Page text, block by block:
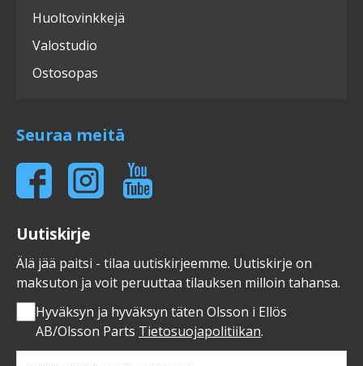
Huoltovinkkejä
Valostudio
Ostosopas
Seuraa meitä
Uutiskirje
Älä jää paitsi - tilaa uutiskirjeemme. Uutiskirje on
maksuton ja voit peruuttaa tilauksen milloin tahansa.
Hyväksyn ja hyväksyn täten Olsson i Ellös
AB/Olsson Parts Tietosuojapolitiikan.